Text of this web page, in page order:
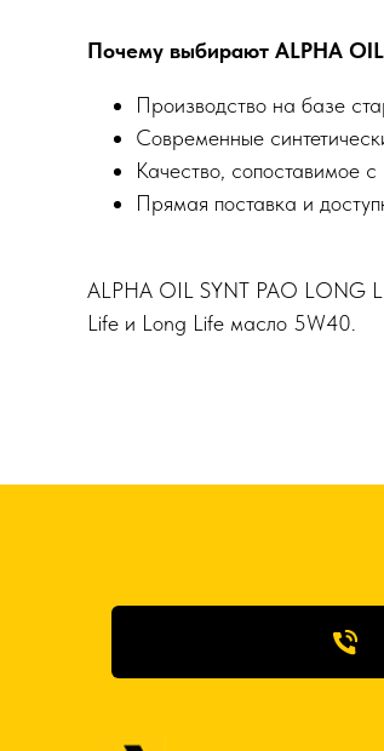
Почему выбирают ALPHA OIL
Производство на базе
Современные
Качество, сопоставимое
Прямая поставка и
ALPHA OIL SYNT PAO LONG
Life и Long Life масло 5W40.